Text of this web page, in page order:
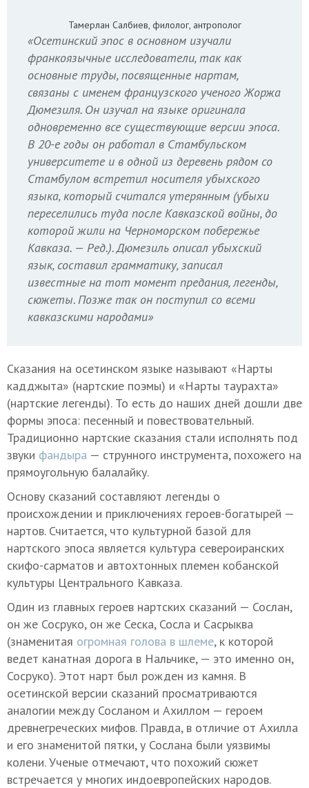
Тамерлан Салбиев, филолог, антрополог
«Осетинский эпос в основном изучали
франкоязычные исследователи, так как
основные труды, посвященные нартам,
связаны с именем французского ученого Жоржа
Дюмезиля. Он изучал на языке оригинала
одновременно все существующие версии эпоса.
В 20-е годы он работал в Стамбульском
университете и в одной из деревень рядом со
Стамбулом встретил носителя убыхского
языка, который считался утерянным (убыхи
переселились туда после Кавказской войны, до
которой жили на Черноморском побережье
Кавказа. — Ред.). Дюмезиль описал убыхский
язык, составил грамматику, записал
известные на тот момент предания, легенды,
сюжеты. Позже так он поступил со всеми
кавказскими народами»
Сказания на осетинском языке называют «Нарты
кадджыта» (нартские поэмы) и «Нарты таурахта»
(нартские легенды). То есть до наших дней дошли две
формы эпоса: песенный и повествовательный.
Традиционно нартские сказания стали исполнять под
звуки фандыра — струнного инструмента, похожего на
прямоугольную балалайку.
Основу сказаний составляют легенды о
происхождении и приключениях героев-богатырей —
нартов. Считается, что культурной базой для
нартского эпоса является культура североиранских
скифо-сарматов и автохтонных племен кобанской
культуры Центрального Кавказа.
Один из главных героев нартских сказаний — Сослан,
он же Сосруко, он же Сеска, Сосла и Сасрыква
(знаменитая огромная голова в шлеме, к которой
ведет канатная дорога в Нальчике, — это именно он,
Сосруко).Этот нарт был рожден из камня. В
осетинской версии сказаний просматриваются
аналогии между Сосланом и Ахиллом — героем
древнегреческих мифов. Правда, в отличие от Ахилла
и его знаменитой пятки, у Сослана были уязвимы
колени. Ученые отмечают, что похожий сюжет
встречается у многих индоевропейских народов.